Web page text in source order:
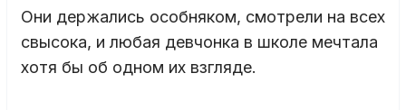
Они держались особняком, смотрели на всех
свысока, и любая девчонка в школе мечтала
хотя бы об одном их взгляде.